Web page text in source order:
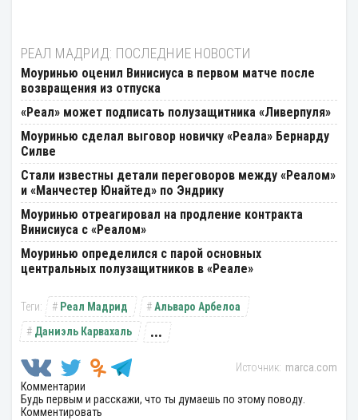
РЕАЛ МАДРИД: ПОСЛЕДНИЕ НОВОСТИ
Моуринью оценил Винисиуса в первом матче после
возвращения из отпуска
«Реал» может подписать полузащитника «Ливерпуля»
Моуринью сделал выговор новичку «Реала» Бернарду
Силве
Стали известны детали переговоров между «Реалом»
и «Манчестер Юнайтед» по Эндрику
Моуринью отреагировал на продление контракта
Винисиуса с «Реалом»
Моуринью определился с парой основных
центральных полузащитников в «Реале»
Реал Мадрид
Альваро Арбелоа
Даниэль Карвахаль
...
marca.com
Комментарии
Будь первым и расскажи, что ты думаешь по этому поводу.
Комментировать